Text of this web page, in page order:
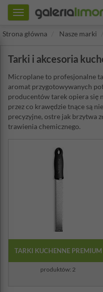
Toggle
navigation
Strona główna
Nasze marki
Tarki i akcesoria
Microplane to profesjonalne
aromat przygotowywanych
producentów tarek opiera się
przez co krawędzie tnące są
precyzyjne, ostre jak brzytwa
trawienia chemicznego.
TARKI KUCHENNE PREMIUM
produktów: 2